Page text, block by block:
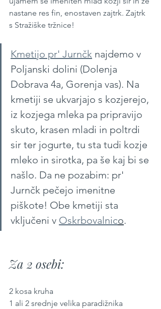
nastane res fin, enostaven zajtrk. Zajtrk
s Stražiške tržnice!
Kmetijo pr' Jurnčk najdemo v
Poljanski dolini (Dolenja
Dobrava 4a, Gorenja vas). Na
kmetiji se ukvarjajo s kozjerejo,
iz kozjega mleka pa pripravijo
skuto, krasen mladi in poltrdi
sir ter jogurte, tu sta tudi kozje
mleko in sirotka, pa še kaj bi se
našlo. Da ne pozabim: pr'
Jurnčk pečejo imenitne
piškote! Obe kmetiji sta
vključeni v Oskrbovalnico.
Za 2 osebi:
2 kosa kruha
1 ali 2 srednje velika paradižnika